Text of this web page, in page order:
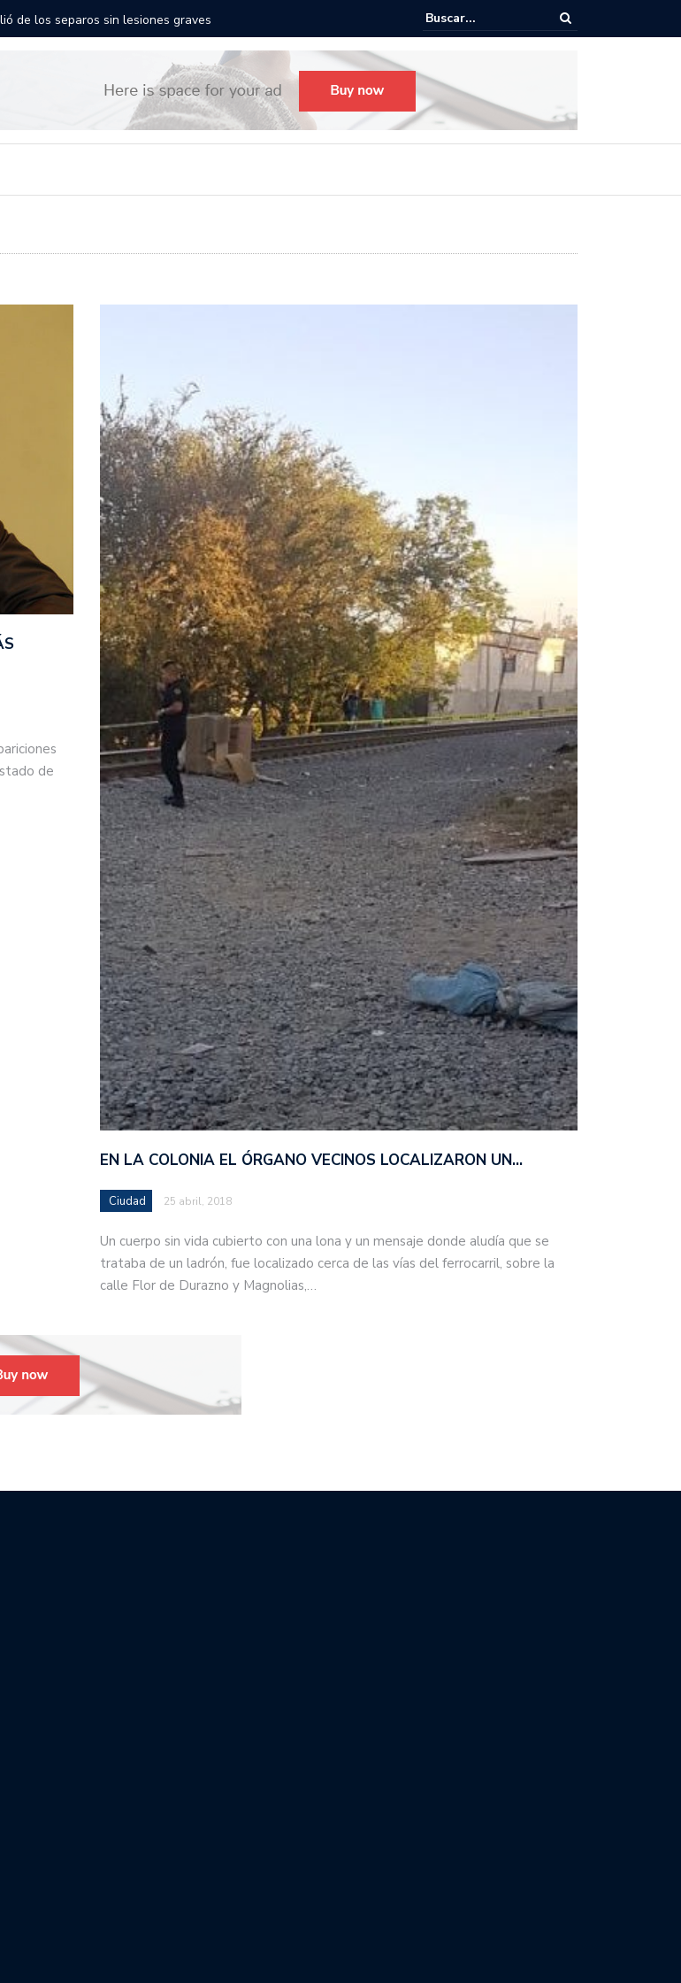
de Guadalajara: aparta la fecha Todo listo para el Festival Desfile Día de Muertos 2025 en
de
EN LA COLONIA EL ÓRGANO VECINOS LOCALIZARON UN…
Ciudad 25 abril, 2018
Un cuerpo sin vida cubierto con una lona y un mensaje donde aludía que se
trataba de un ladrón, fue localizado cerca de las vías del ferrocarril, sobre la
calle Flor de Durazno y Magnolias,…